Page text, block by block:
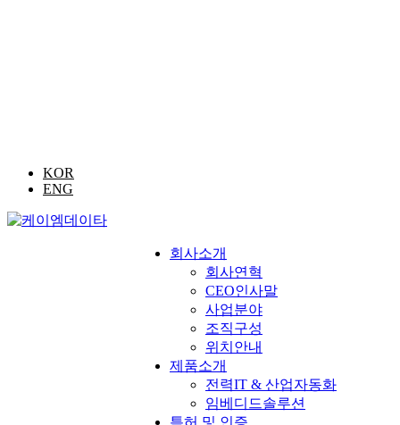
KOR
ENG
회사소개
회사연혁
CEO인사말
사업분야
조직구성
위치안내
제품소개
전력IT & 산업자동화
임베디드솔루션
특허 및 인증